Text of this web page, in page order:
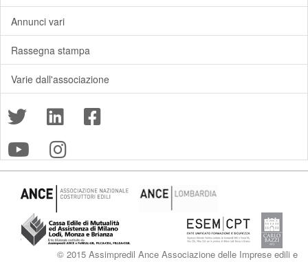
Annunci vari
Rassegna stampa
Varie dall'associazione
© 2015 Assimpredil Ance Associazione delle Imprese edili e